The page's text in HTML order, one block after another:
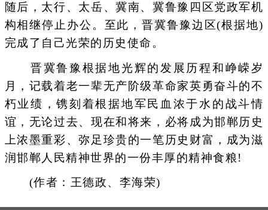
随后，太行、太岳、冀南、冀鲁豫四区党政军机
构相继停止办公。至此，晋冀鲁豫边区(根据地)
完成了自己光荣的历史使命。
晋冀鲁豫根据地光辉的发展历程和峥嵘岁
月，记载着老一辈无产阶级革命家英勇奋斗的不
朽业绩，镌刻着根据地军民血浓于水的战斗情
谊，无论过去、现在和将来，必将成为邯郸历史
上浓墨重彩、弥足珍贵的一笔历史财富，成为滋
润邯郸人民精神世界的一份丰厚的精神食粮!
(作者：王德政、李海荣)